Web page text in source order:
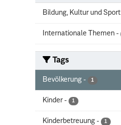
Bildung, Kultur und Sport
Internationale Themen -
Tags
Bevölkerung - 1
Kinder - 1
Kinderbetreuung - 1